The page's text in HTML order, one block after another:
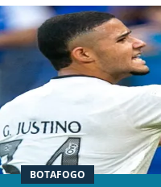
BOTAFOGO